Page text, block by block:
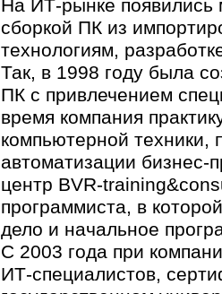
На ИТ-рынке
сборкой ПК из
технологиям,
Так, в 1998 году была
ПК с привлечением
время компания
компьютерной техники,
автоматизации бизнес-
центр BVR-training
программиста, в
дело и начальное
С 2003 года при
ИТ-специалистов,